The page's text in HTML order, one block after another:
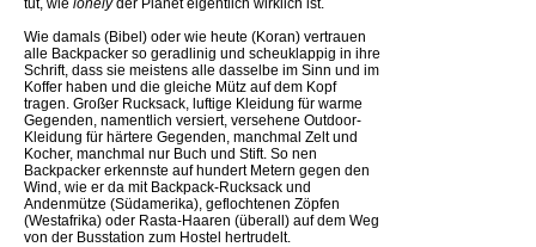
Wie damals (Bibel) oder wie heute (Koran) vertrauen
alle Backpacker so geradlinig und scheuklappig in ihre
Schrift, dass sie meistens alle dasselbe im Sinn und im
Koffer haben und die gleiche Mütz auf dem Kopf
tragen. Großer Rucksack, luftige Kleidung für warme
Gegenden, namentlich versiert, versehene Outdoor-
Kleidung für härtere Gegenden, manchmal Zelt und
Kocher, manchmal nur Buch und Stift. So nen
Backpacker erkennste auf hundert Metern gegen den
Wind, wie er da mit Backpack-Rucksack und
Andenmütze (Südamerika), geflochtenen Zöpfen
(Westafrika) oder Rasta-Haaren (überall) auf dem Weg
von der Busstation zum Hostel hertrudelt.